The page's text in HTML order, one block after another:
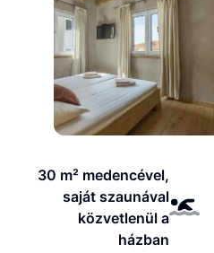
30 m² medencével,
saját szaunával
közvetlenül a
házban